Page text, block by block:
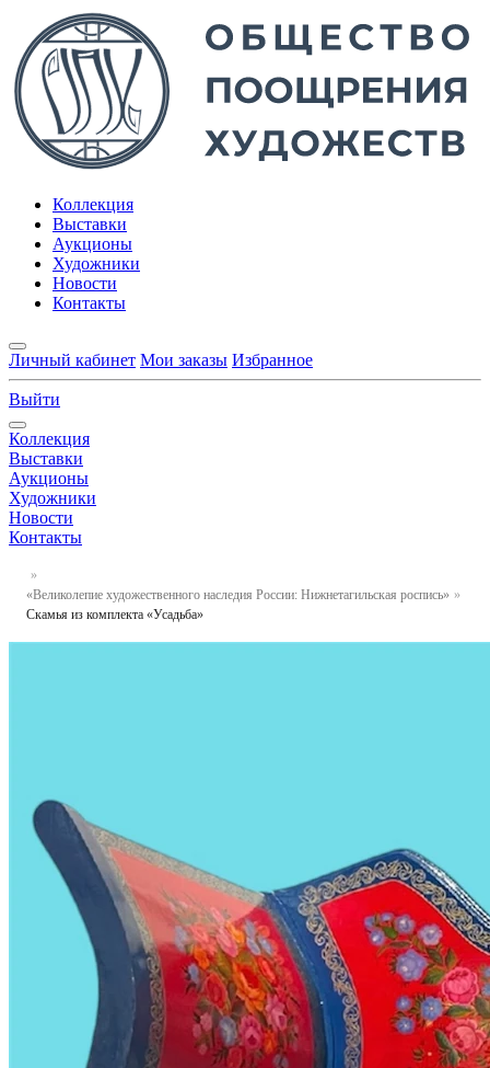
Коллекция
Выставки
Аукционы
Художники
Новости
Контакты
Личный кабинет Мои заказы Избранное
Выйти
Коллекция
Выставки
Аукционы
Художники
Новости
Контакты
«Великолепие художественного наследия России: Нижнетагильская роспись»
Скамья из комплекта «Усадьба»